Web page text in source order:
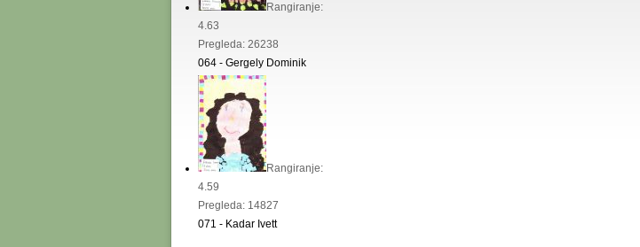
Rangiranje:
4.63
Pregleda: 26238
064 - Gergely Dominik
Rangiranje:
4.59
Pregleda: 14827
071 - Kadar Ivett